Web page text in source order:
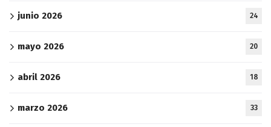
junio 2026 24
mayo 2026 20
abril 2026 18
marzo 2026 33